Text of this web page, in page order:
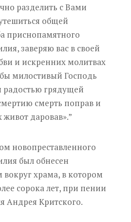
разделить с Вами
общей
приснопамятного
заверяю вас в своей
и искренних молитвах
милостивый Господь
радостью грядущей
смерть поправ и
даровав».”
новопреставленного
был обнесен
храма, в котором
сорока лет, при пении
Андрея Критского.